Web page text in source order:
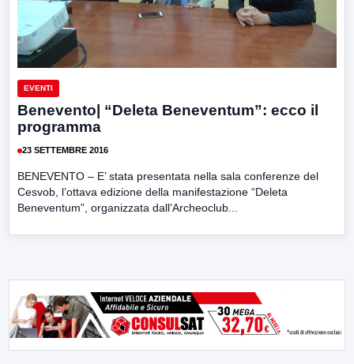
EVENTI
Benevento| “Deleta Beneventum”: ecco il
programma
23 SETTEMBRE 2016
BENEVENTO – E’ stata presentata nella sala conferenze del
Cesvob, l’ottava edizione della manifestazione “Deleta
Beneventum”, organizzata dall’Archeoclub...